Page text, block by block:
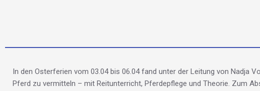
In den Osterferien vom 03.04 bis 06.04 fand unter der Leitung von Nadja
Pferd zu vermitteln – mit Reitunterricht, Pferdepflege und Theorie. Zum